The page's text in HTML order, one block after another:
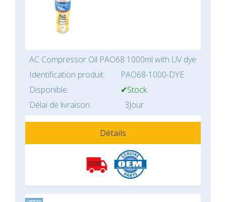
AC Compressor Oil PAO68 1000ml with UV dye
Identification produit:
PAO68-1000-DYE
Disponible:
✔Stock
Délai de livraison:
3Jour
Détails